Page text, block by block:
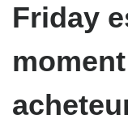
Friday